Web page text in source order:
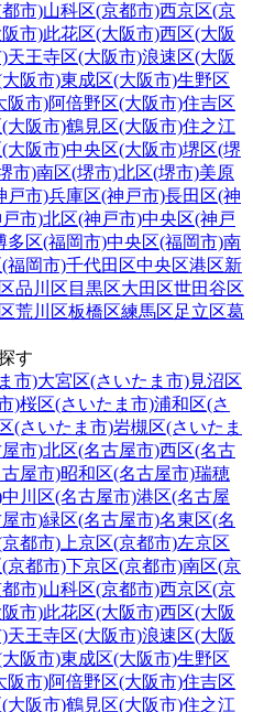
市)山科区(京都市)西京区(京
市)此花区(大阪市)西区(大阪
天王寺区(大阪市)浪速区(大阪
阪市)東成区(大阪市)生野区
阪市)阿倍野区(大阪市)住吉区
大阪市)鶴見区(大阪市)住之江
大阪市)中央区(大阪市)堺区(堺
市)南区(堺市)北区(堺市)美原
戸市)兵庫区(神戸市)長田区(神
市)北区(神戸市)中央区(神戸
多区(福岡市)中央区(福岡市)南
福岡市)千代田区中央区港区新
品川区 目黒区大田区世田谷区
荒川区板橋区練馬区足立区葛
す
市)大宮区(さいたま市)見沼区
)桜区(さいたま市)浦和区(さ
(さいたま市)岩槻区(さいたま
市)北区(名古屋市)西区(名古
屋市)昭和区(名古屋市)瑞穂
中川区(名古屋市)港区(名古屋
市)緑区(名古屋市)名東区(名
都市) 上京区(京都市)左京区
京都市)下京区(京都市)南区(京
市)山科区(京都市)西京区(京
市)此花区(大阪市)西区(大阪
天王寺区(大阪市)浪速区(大阪
阪市)東成区(大阪市)生野区
阪市)阿倍野区(大阪市)住吉区
大阪市)鶴見区(大阪市)住之江